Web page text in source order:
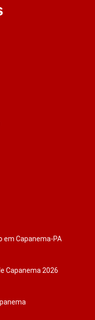
em Capanema-PA
Capanema 2026